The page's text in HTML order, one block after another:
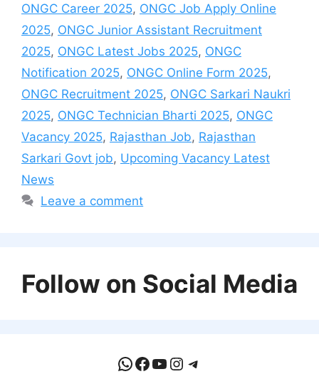
ONGC Career 2025, ONGC Job Apply Online
2025, ONGC Junior Assistant Recruitment
2025, ONGC Latest Jobs 2025, ONGC
Notification 2025, ONGC Online Form 2025,
ONGC Recruitment 2025, ONGC Sarkari Naukri
2025, ONGC Technician Bharti 2025, ONGC
Vacancy 2025, Rajasthan Job, Rajasthan
Sarkari Govt job, Upcoming Vacancy Latest
News
Leave a comment
Follow on Social Media
WhatsApp
Facebook
YouTube
Instagram
Telegram